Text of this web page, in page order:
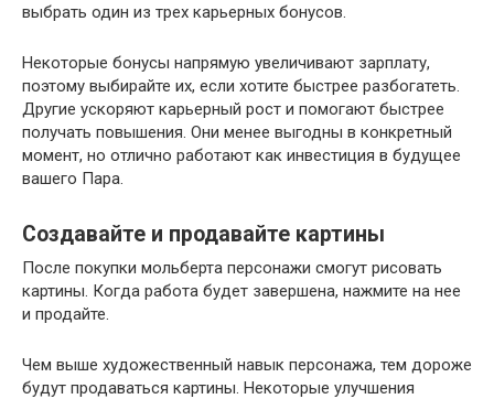
выбрать один из трех карьерных бонусов.
Некоторые бонусы напрямую увеличивают зарплату,
поэтому выбирайте их, если хотите быстрее разбогатеть.
Другие ускоряют карьерный рост и помогают быстрее
получать повышения. Они менее выгодны в конкретный
момент, но отлично работают как инвестиция в будущее
вашего Пара.
Создавайте и продавайте картины
После покупки мольберта персонажи смогут рисовать
картины. Когда работа будет завершена, нажмите на нее
и продайте.
Чем выше художественный навык персонажа, тем дороже
будут продаваться картины. Некоторые улучшения